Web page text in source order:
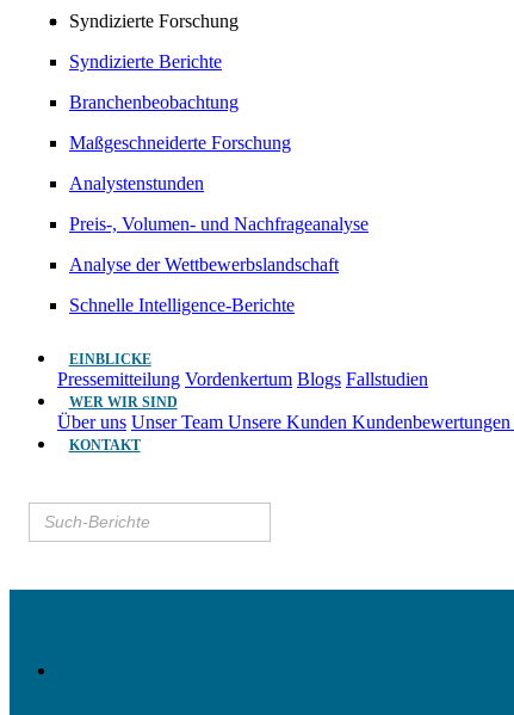
Syndizierte Forschung
Syndizierte Berichte
Branchenbeobachtung
Maßgeschneiderte Forschung
Analystenstunden
Preis-, Volumen- und Nachfrageanalyse
Analyse der Wettbewerbslandschaft
Schnelle Intelligence-Berichte
EINBLICKE
Pressemitteilung Vordenkertum Blogs Fallstudien
WER WIR SIND
Über uns Unser Team Unsere Kunden Kundenbewertungen
KONTAKT